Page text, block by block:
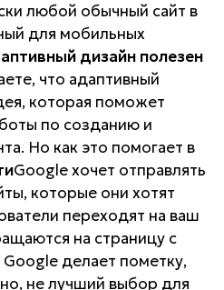
любой обычный сайт в
для мобильных
дизайн полезен
что адаптивный
которая поможет
по созданию и
Но как это помогает в
Google хочет отправлять
которые они хотят
переходят на ваш
на страницу с
Google делает пометку,
не лучший выбор для